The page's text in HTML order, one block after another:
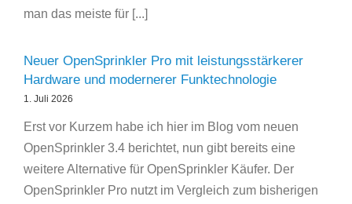
man das meiste für [...]
Neuer OpenSprinkler Pro mit leistungsstärkerer
Hardware und modernerer Funktechnologie
1. Juli 2026
Erst vor Kurzem habe ich hier im Blog vom neuen
OpenSprinkler 3.4 berichtet, nun gibt bereits eine
weitere Alternative für OpenSprinkler Käufer. Der
OpenSprinkler Pro nutzt im Vergleich zum bisherigen